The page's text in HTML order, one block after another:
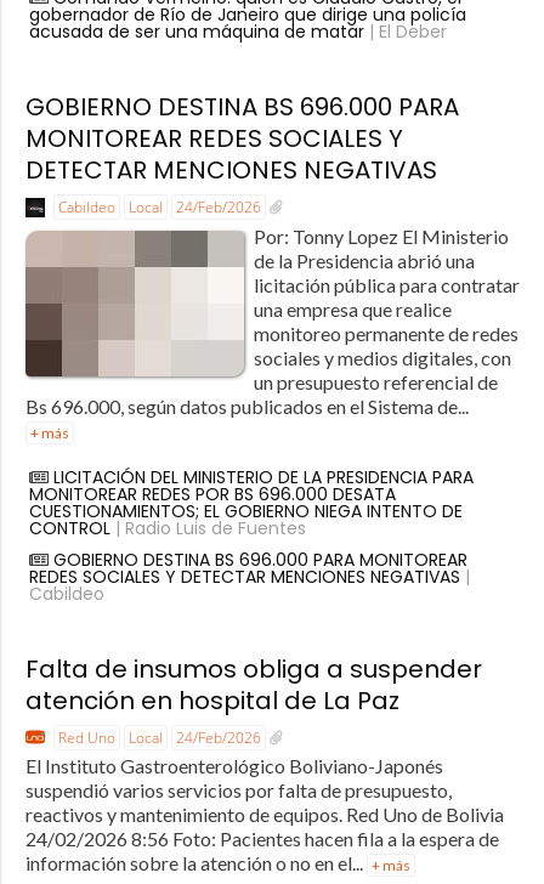
gobernador de Río de Janeiro que dirige una policía
acusada de ser una máquina de matar| El Deber
GOBIERNO DESTINA BS 696.000 PARA
MONITOREAR REDES SOCIALES Y
DETECTAR MENCIONES NEGATIVAS
Cabildeo Local 24/Feb/2026
Por: Tonny Lopez El Ministerio
de la Presidencia abrió una
licitación pública para contratar
una empresa que realice
monitoreo permanente de redes
sociales y medios digitales, con
un presupuesto referencial de
Bs 696.000, según datos publicados en el Sistema de...
+ más
LICITACIÓN DEL MINISTERIO DE LA PRESIDENCIA PARA
MONITOREAR REDES POR BS 696.000 DESATA
CUESTIONAMIENTOS; EL GOBIERNO NIEGA INTENTO DE
CONTROL| Radio Luis de Fuentes
GOBIERNO DESTINA BS 696.000 PARA MONITOREAR
REDES SOCIALES Y DETECTAR MENCIONES NEGATIVAS |
Cabildeo
Falta de insumos obliga a suspender
atención en hospital de La Paz
Red Uno Local 24/Feb/2026
El Instituto Gastroenterológico Boliviano-Japonés
suspendió varios servicios por falta de presupuesto,
reactivos y mantenimiento de equipos. Red Uno de Bolivia
24/02/2026 8:56 Foto: Pacientes hacen fila a la espera de
información sobre la atención o no en el... + más